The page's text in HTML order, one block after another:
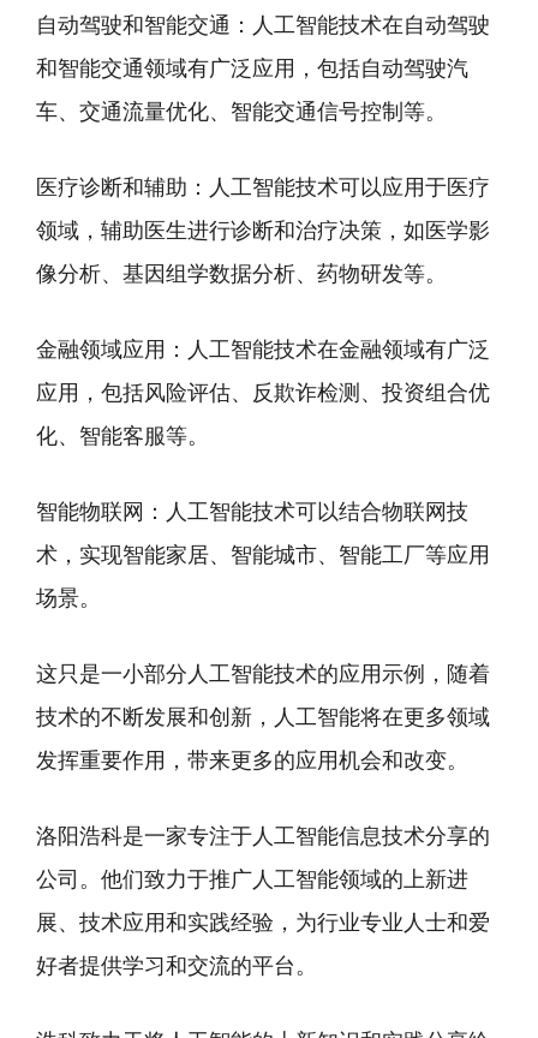
自动驾驶和智能交通：人工智能技术在自动驾驶
和智能交通领域有广泛应用，包括自动驾驶汽
车、交通流量优化、智能交通信号控制等。
医疗诊断和辅助：人工智能技术可以应用于医疗
领域，辅助医生进行诊断和治疗决策，如医学影
像分析、基因组学数据分析、药物研发等。
金融领域应用：人工智能技术在金融领域有广泛
应用，包括风险评估、反欺诈检测、投资组合优
化、智能客服等。
智能物联网：人工智能技术可以结合物联网技
术，实现智能家居、智能城市、智能工厂等应用
场景。
这只是一小部分人工智能技术的应用示例，随着
技术的不断发展和创新，人工智能将在更多领域
发挥重要作用，带来更多的应用机会和改变。
洛阳浩科是一家专注于人工智能信息技术分享的
公司。他们致力于推广人工智能领域的上新进
展、技术应用和实践经验，为行业专业人士和爱
好者提供学习和交流的平台。